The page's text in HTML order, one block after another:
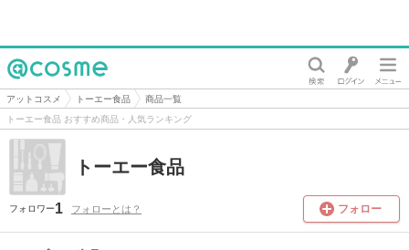
@cosme
アットコスメ トーエー食品
商品一覧
トーエー食品 おすすめ商品・人気ランキング
トーエー食品
フォロワー1 フォローとは？ フォロー